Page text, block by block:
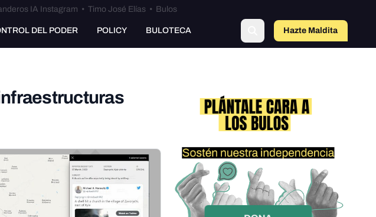
IA Instagram • Timo José Elías• Bulos
DEL PODER POLICY BULOTECA Hazte Maldito